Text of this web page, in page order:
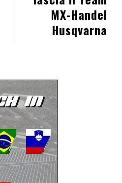
MX-Handel
Husqvarna